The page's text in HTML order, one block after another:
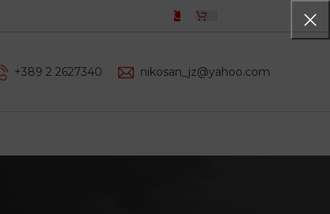
+389 2 2627340 nikosan_jz@yahoo.com